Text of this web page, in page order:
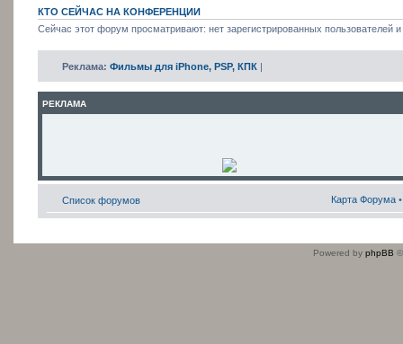
КТО СЕЙЧАС НА КОНФЕРЕНЦИИ
Сейчас этот форум просматривают: нет зарегистрированных пользователей и
Реклама: Фильмы для iPhone, PSP, КПК |
РЕКЛАМА
Список форумов Карта Форума
Powered by phpBB